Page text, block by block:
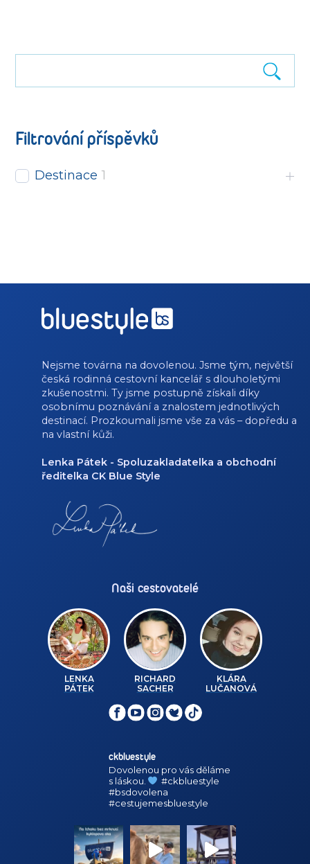
Filtrování příspěvků
Destinace 1
Nejsme továrna na dovolenou. Jsme tým, největší
česká rodinná cestovní kancelář s dlouholetými
zkušenostmi. Ty jsme postupně získali díky
osobnímu poznávání a znalostem jednotlivých
destinací. Prozkoumali jsme vše za vás – dopředu a
na vlastní kůži.
Lenka Pátek - Spoluzakladatelka a obchodní
ředitelka CK Blue Style
Naši cestovatelé
LENKA
PÁTEK
RICHARD
SACHER
KLÁRA
LUČANOVÁ
ckbluestyle
Dovolenou pro vás děláme
s láskou.
#ckbluestyle
#bsdovolena
#cestujemesbluestyle